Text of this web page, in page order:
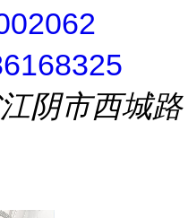
阴市西城路